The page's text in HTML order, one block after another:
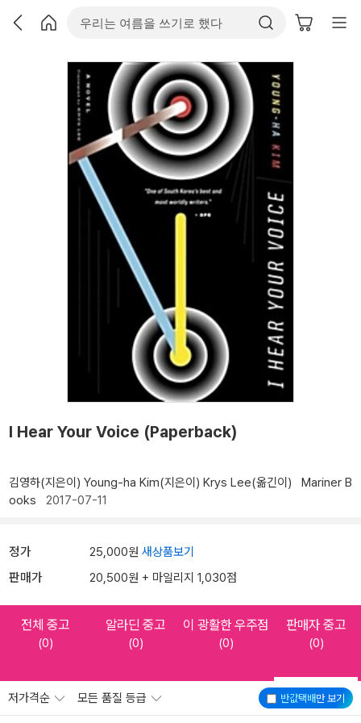
I Hear Your Voice (Paperback)
김영하(지은이) Young-ha Kim(지은이) Krys Lee(옮긴이)
Mariner B
ooks 2017-07-11
정가 25,000원 새상품보기
판매가 20,500원 + 마일리지 1,030점
전체 중고
(0)
알라딘 중고
(0)
이 광활한 우주점
(0)
판매자 중고
(0)
반값택배만 보기
저가격순 모든 품질 등급